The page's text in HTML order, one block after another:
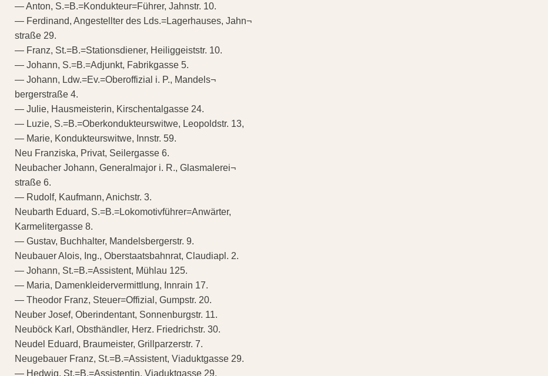
— Anton, S.=B.=Kondukteur=Führer, Jahnstr. 10.
— Ferdinand, Angestellter des Lds.=Lagerhauses, Jahn¬
straße 29.
— Franz, St.=B.=Stationsdiener, Heiliggeiststr. 10.
— Johann, S.=B.=Adjunkt, Fabrikgasse 5.
— Johann, Ldw.=Ev.=Oberoffizial i. P., Mandels¬
bergerstraße 4.
— Julie, Hausmeisterin, Kirschentalgasse 24.
— Luzie, S.=B.=Oberkondukteurswitwe, Leopoldstr. 13,
— Marie, Kondukteurswitwe, Innstr. 59.
Neu Franziska, Privat, Seilergasse 6.
Neubacher Johann, Generalmajor i. R., Glasmalerei¬
straße 6.
— Rudolf, Kaufmann, Anichstr. 3.
Neubarth Eduard, S.=B.=Lokomotivführer=Anwärter,
Karmelitergasse 8.
— Gustav, Buchhalter, Mandelsbergerstr. 9.
Neubauer Alois, Ing., Oberstaatsbahnrat, Claudiapl. 2.
— Johann, St.=B.=Assistent, Mühlau 125.
— Maria, Damenkleidervermittlung, Innrain 17.
— Theodor Franz, Steuer=Offizial, Gumpstr. 20.
Neuber Josef, Oberindentant, Sonnenburgstr. 11.
Neuböck Karl, Obsthändler, Herz. Friedrichstr. 30.
Neudel Eduard, Braumeister, Grillparzerstr. 7.
Neugebauer Franz, St.=B.=Assistent, Viaduktgasse 29.
— Hedwig, St.=B.=Assistentin, Viaduktgasse 29.